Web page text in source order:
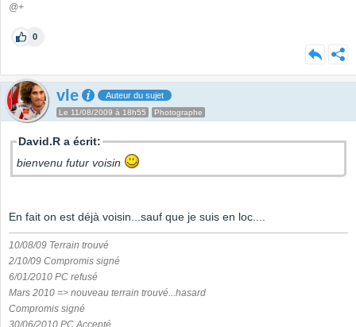
@+
0
vle Auteur du sujet
Le 11/08/2009 à 18h55 Photographe
David.R a écrit:
bienvenu futur voisin
En fait on est déjà voisin...sauf que je suis en loc....
10/08/09 Terrain trouvé
2/10/09 Compromis signé
6/01/2010 PC refusé
Mars 2010 => nouveau terrain trouvé...hasard
Compromis signé